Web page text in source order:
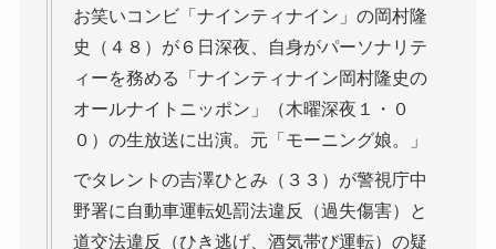
お笑いコンビ「ナインティナイン」の岡村隆
史（４８）が６日深夜、自身がパーソナリテ
ィーを務める「ナインティナイン岡村隆史の
オールナイトニッポン」（木曜深夜１・０
０）の生放送に出演。元「モーニング娘。」
でタレントの吉澤ひとみ（３３）が警視庁中
野署に自動車運転処罰法違反（過失傷害）と
道交法違反（ひき逃げ、酒気帯び運転）の疑